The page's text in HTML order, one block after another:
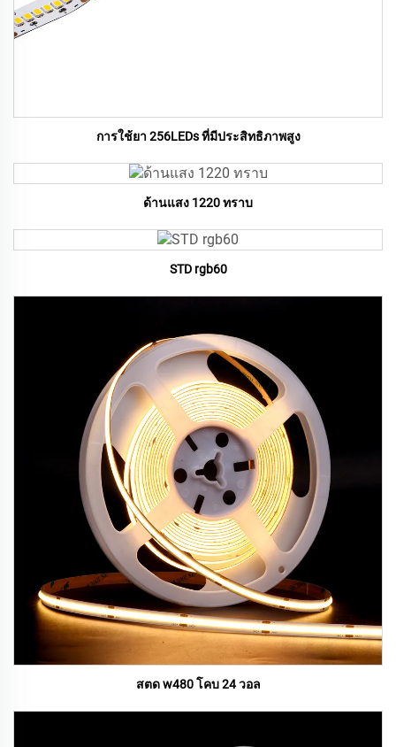
การใช้ยา 256LEDs ที่มีประสิทธิภาพสูง
ด้านแสง 1220 ทราบ
STD rgb60
สตด w480 โคบ 24 วอล